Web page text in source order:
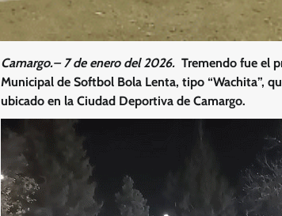
Camargo.– 7 de enero del 2026. Tremendo fue el
Municipal de Softbol Bola Lenta, tipo “Wachita”,
ubicado en la Ciudad Deportiva de Camargo.